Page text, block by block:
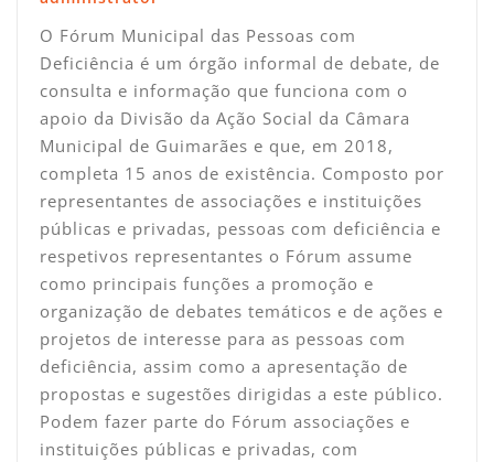
O Fórum Municipal das Pessoas com
Deficiência é um órgão informal de debate, de
consulta e informação que funciona com o
apoio da Divisão da Ação Social da Câmara
Municipal de Guimarães e que, em 2018,
completa 15 anos de existência. Composto por
representantes de associações e instituições
públicas e privadas, pessoas com deficiência e
respetivos representantes o Fórum assume
como principais funções a promoção e
organização de debates temáticos e de ações e
projetos de interesse para as pessoas com
deficiência, assim como a apresentação de
propostas e sugestões dirigidas a este público.
Podem fazer parte do Fórum associações e
instituições públicas e privadas, com